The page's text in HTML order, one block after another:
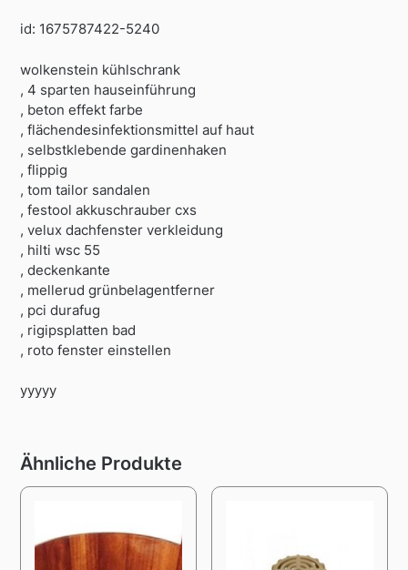
id: 1675787422-5240
wolkenstein kühlschrank
, 4 sparten hauseinführung
, beton effekt farbe
, flächendesinfektionsmittel auf haut
, selbstklebende gardinenhaken
, flippig
, tom tailor sandalen
, festool akkuschrauber cxs
, velux dachfenster verkleidung
, hilti wsc 55
, deckenkante
, mellerud grünbelagentferner
, pci durafug
, rigipsplatten bad
, roto fenster einstellen
yyyyy
Ähnliche Produkte